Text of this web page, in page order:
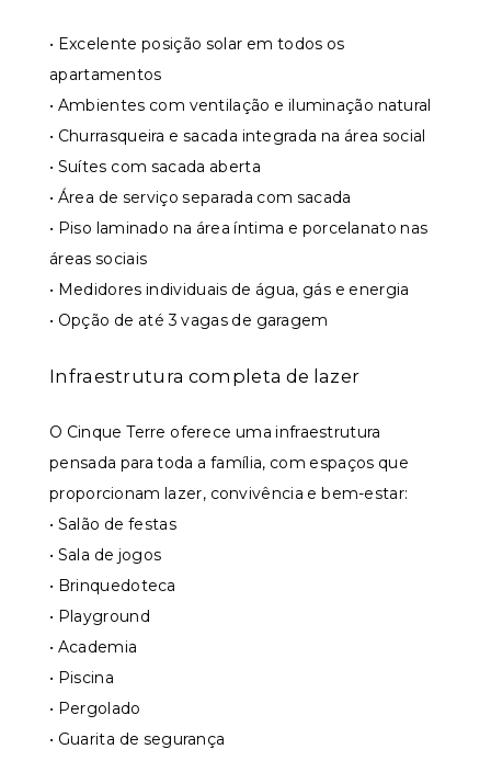
• Excelente posição solar em todos os
apartamentos
• Ambientes com ventilação e iluminação natural
• Churrasqueira e sacada integrada na área social
• Suítes com sacada aberta
• Área de serviço separada com sacada
• Piso laminado na área íntima e porcelanato nas
áreas sociais
• Medidores individuais de água, gás e energia
• Opção de até 3 vagas de garagem
Infraestrutura completa de lazer
O Cinque Terre oferece uma infraestrutura
pensada para toda a família, com espaços que
proporcionam lazer, convivência e bem-estar:
• Salão de festas
• Sala de jogos
• Brinquedoteca
• Playground
• Academia
• Piscina
• Pergolado
• Guarita de segurança